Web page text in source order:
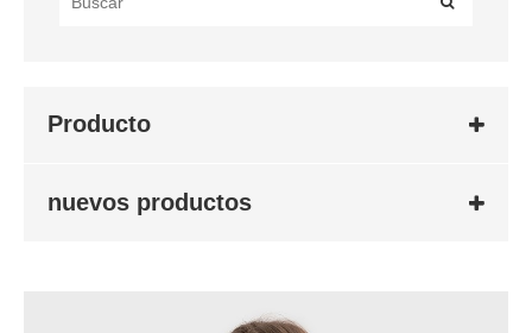
Producto
nuevos productos